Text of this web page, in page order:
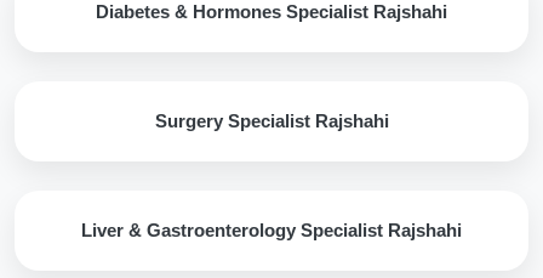
Diabetes & Hormones Specialist Rajshahi
Surgery Specialist Rajshahi
Liver & Gastroenterology Specialist Rajshahi